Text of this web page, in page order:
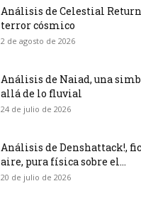
Análisis de Celestial
terror cósmico
2 de agosto de 2026
Análisis de Naiad, una
allá de lo fluvial
24 de julio de 2026
Análisis de Denshattack!,
aire, pura física sobre el...
20 de julio de 2026